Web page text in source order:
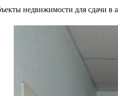
недвижимости для сдачи в